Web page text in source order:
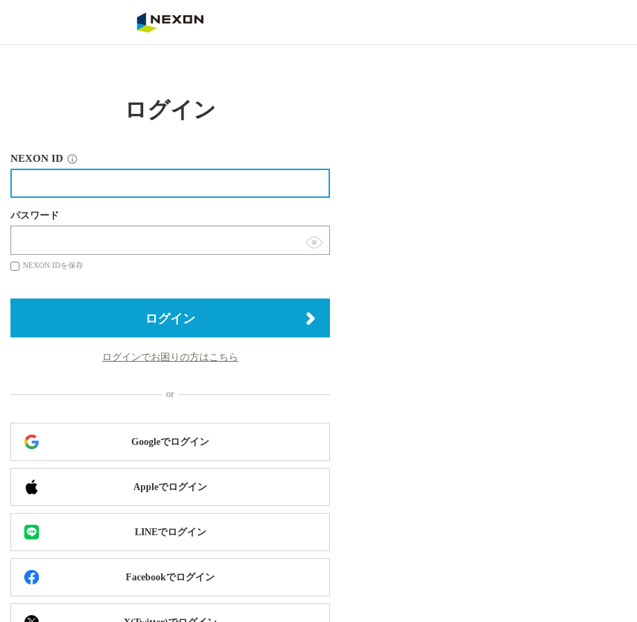
ログイン
NEXON ID
パスワード
表
替
NEXON IDを保存
ログイン
ログインでお困りの方はこちら
Googleでログイン
Appleでログイン
LINEでログイン
Facebookでログイン